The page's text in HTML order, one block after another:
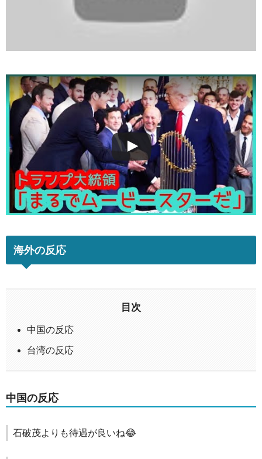
海外の反応
目次
中国の反応
台湾の反応
中国の反応
石破茂よりも待遇が良いね😂